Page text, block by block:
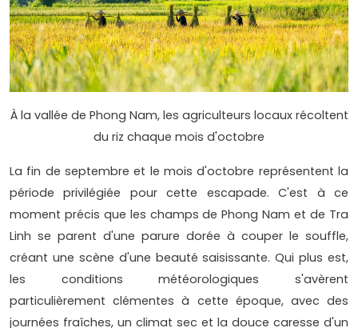
À la vallée de Phong Nam, les agriculteurs locaux récoltent
du riz chaque mois d'octobre
La fin de septembre et le mois d'octobre représentent la
période privilégiée pour cette escapade. C'est à ce
moment précis que les champs de Phong Nam et de Tra
Linh se parent d'une parure dorée à couper le souffle,
créant une scène d'une beauté saisissante. Qui plus est,
les conditions météorologiques s'avèrent
particulièrement clémentes à cette époque, avec des
journées fraîches, un climat sec et la douce caresse d'un